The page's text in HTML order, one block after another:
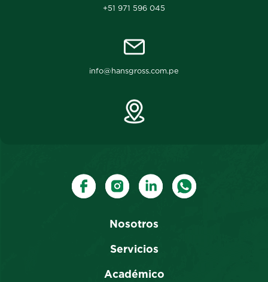
+51 971 596 045
info@hansgross.com.pe
Nosotros
Servicios
Académico